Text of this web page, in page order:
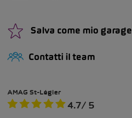
Salva come mio garage
Contatti il team